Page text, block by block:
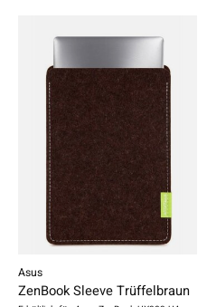
Asus
ZenBook Sleeve Trüffelbraun